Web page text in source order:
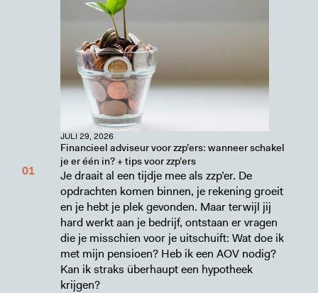
JULI 29, 2026
Financieel adviseur voor zzp’ers: wanneer schakel
je er één in? + tips voor zzp’ers
Je draait al een tijdje mee als zzp’er. De
opdrachten komen binnen, je rekening groeit
en je hebt je plek gevonden. Maar terwijl jij
hard werkt aan je bedrijf, ontstaan er vragen
die je misschien voor je uitschuift: Wat doe ik
met mijn pensioen? Heb ik een AOV nodig?
Kan ik straks überhaupt een hypotheek
krijgen?